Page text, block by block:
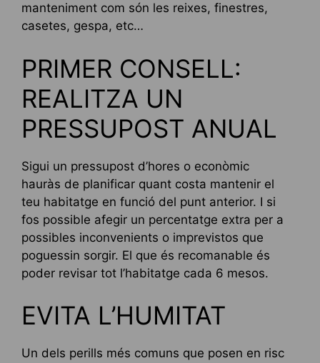
manteniment com són les reixes, finestres,
casetes, gespa, etc…
PRIMER CONSELL:
REALITZA UN
PRESSUPOST ANUAL
Sigui un pressupost d’hores o econòmic
hauràs de planificar quant costa mantenir el
teu habitatge en funció del punt anterior. I si
fos possible afegir un percentatge extra per a
possibles inconvenients o imprevistos que
poguessin sorgir. El que és recomanable és
poder revisar tot l’habitatge cada 6 mesos.
EVITA L’HUMITAT
Un dels perills més comuns que posen en risc